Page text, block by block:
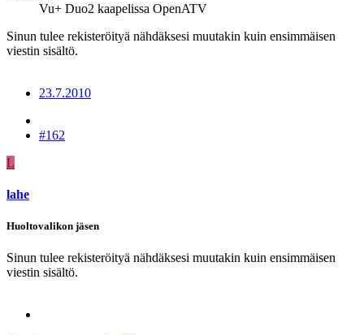
Vu+ Duo2 kaapelissa OpenATV
Sinun tulee rekisteröityä nähdäksesi muutakin kuin ensimmäisen
viestin sisältö.
23.7.2010
#162
L
lahe
Huoltovalikon jäsen
Sinun tulee rekisteröityä nähdäksesi muutakin kuin ensimmäisen
viestin sisältö.